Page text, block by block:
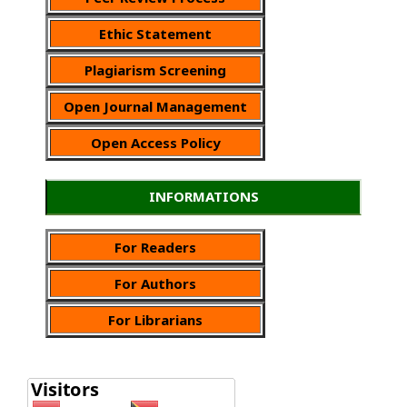
Ethic Statement
Plagiarism Screening
Open Journal Management
Open Access Policy
INFORMATIONS
For Readers
For Authors
For Librarians